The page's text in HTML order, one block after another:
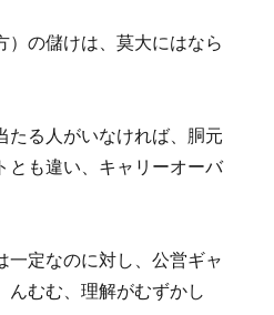
）の儲けは、莫大にはなら
たる人がいなければ、胴元
とも違い、キャリーオーバ
一定なのに対し、公営ギャ
んむむ、理解がむずかし